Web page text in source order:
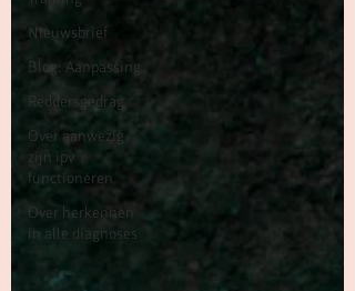
Nieuwsbrief
Blog: Aanpassing
Reddersgedrag
Over aanwezig
zijn ipv
functioneren
Over herkennen
in alle diagnoses